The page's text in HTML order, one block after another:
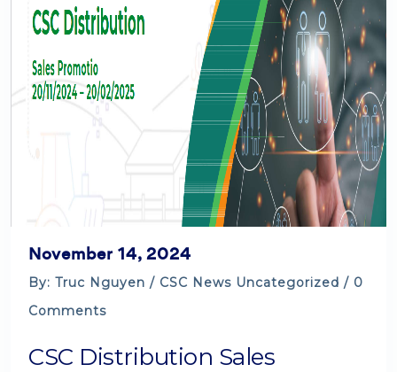
November 14, 2024
By: Truc Nguyen / CSC News Uncategorized / 0
Comments
CSC Distribution Sales